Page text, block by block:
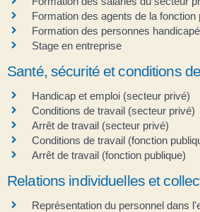
Formation des agents de la fonction
Formation des personnes
Stage en entreprise
Santé, sécurité et conditions
Handicap et emploi (secteur privé)
Conditions de travail (secteur privé)
Arrêt de travail (secteur privé)
Conditions de travail (fonction
Arrêt de travail (fonction publique)
Relations individuelles et
Représentation du personnel dans